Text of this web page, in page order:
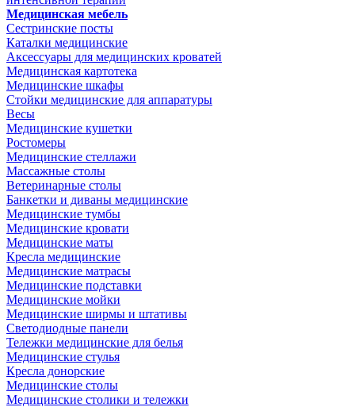
Медицинская мебель
Сестринские посты
Каталки медицинские
Аксессуары для медицинских кроватей
Медицинская картотека
Медицинские шкафы
Стойки медицинские для аппаратуры
Весы
Медицинские кушетки
Ростомеры
Медицинские стеллажи
Массажные столы
Ветеринарные столы
Банкетки и диваны медицинские
Медицинские тумбы
Медицинские кровати
Медицинские маты
Кресла медицинские
Медицинские матрасы
Медицинские подставки
Медицинские мойки
Медицинские ширмы и штативы
Светодиодные панели
Тележки медицинские для белья
Медицинские стулья
Кресла донорские
Медицинские столы
Медицинские столики и тележки